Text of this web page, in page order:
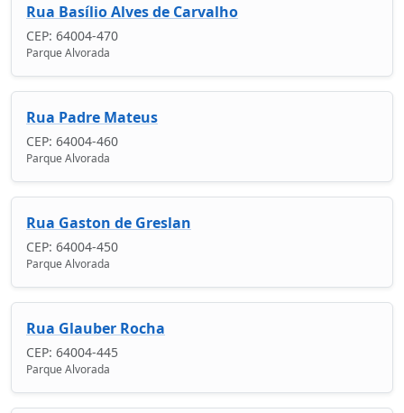
Rua Basílio Alves de Carvalho
CEP: 64004-470
Parque Alvorada
Rua Padre Mateus
CEP: 64004-460
Parque Alvorada
Rua Gaston de Greslan
CEP: 64004-450
Parque Alvorada
Rua Glauber Rocha
CEP: 64004-445
Parque Alvorada